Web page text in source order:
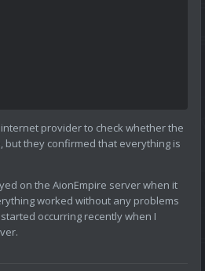
provider to check whether the
but they confirmed that everything is
on the AionEmpire server when it
worked without any problems
occurring recently when I